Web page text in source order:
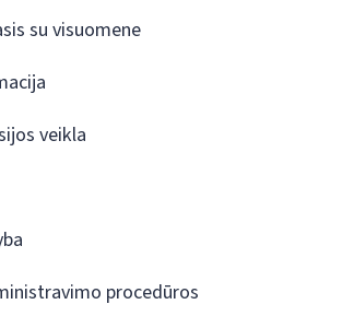
su visuomene
veikla
procedūros